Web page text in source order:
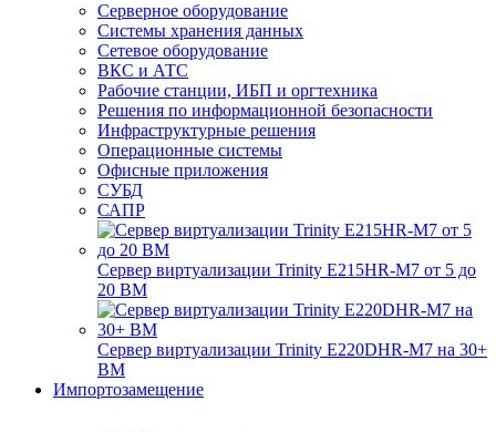
Серверное оборудование
Системы хранения данных
Сетевое оборудование
ВКС и АТС
Рабочие станции, ИБП и оргтехника
Решения по информационной безопасности
Инфраструктурные решения
Операционные системы
Офисные приложения
СУБД
САПР
Сервер виртуализации Trinity E215HR-M7 от 5 до
20 ВМ
Сервер виртуализации Trinity E220DHR-M7 на 30+
ВМ
Импортозамещение